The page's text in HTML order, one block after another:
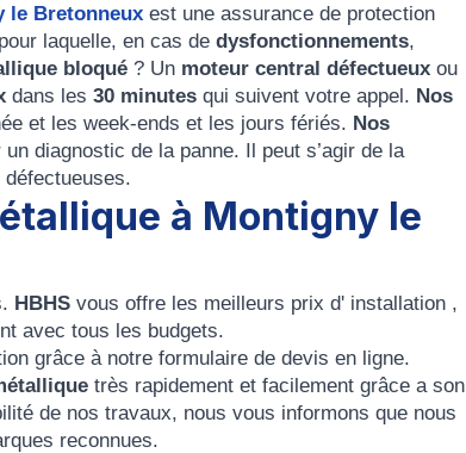
le Bretonneux est une assurance de protection
laquelle, en cas de dysfonctionnements,
bloqué ? Un moteur central défectueux ou
dans les 30 minutes qui suivent votre appel. Nos
et les week-ends et les jours fériés. Nos
diagnostic de la panne. Il peut s’agir de la
à Montigny le
HBHS vous offre les meilleurs prix d' installation ,
avec tous les budgets.
grâce à notre formulaire de devis en ligne.
très rapidement et facilement grâce a son
de nos travaux, nous vous informons que nous
reconnues.